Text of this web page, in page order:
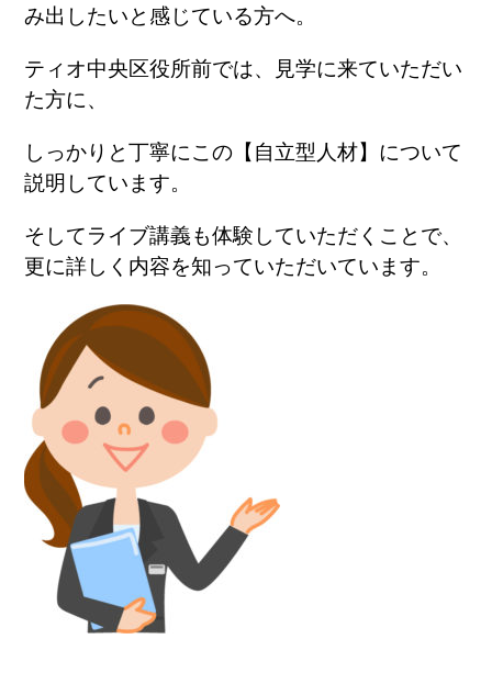
み出したいと感じている方へ。
ティオ中央区役所前では、見学に来ていただい
た方に、
しっかりと丁寧にこの【自立型人材】について
説明しています。
そしてライブ講義も体験していただくことで、
更に詳しく内容を知っていただいています。